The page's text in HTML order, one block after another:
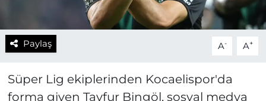
Paylaş A- A+
Süper Lig ekiplerinden Kocaelispor'da
forma giyen Tayfur Bingöl, sosyal medya